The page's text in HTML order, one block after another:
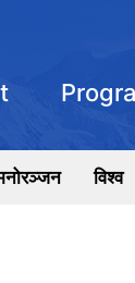
विश्व